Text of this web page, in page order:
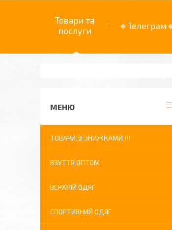
Товари та
послуги
ТОВАРИ ЗІ ЗНИЖКАМИ !!!
ВЗУТТЯ ОПТОМ
ВЕРХНІЙ ОДЯГ
СПОРТИВНИЙ ОДЯГ